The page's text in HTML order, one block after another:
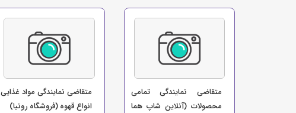
متقاضی نمایندگی تمامی
محصولات (آنلاین شاپ هما
متقاضی نمایندگی مواد غذایی
انواع قهوه (فروشگاه رونیا)